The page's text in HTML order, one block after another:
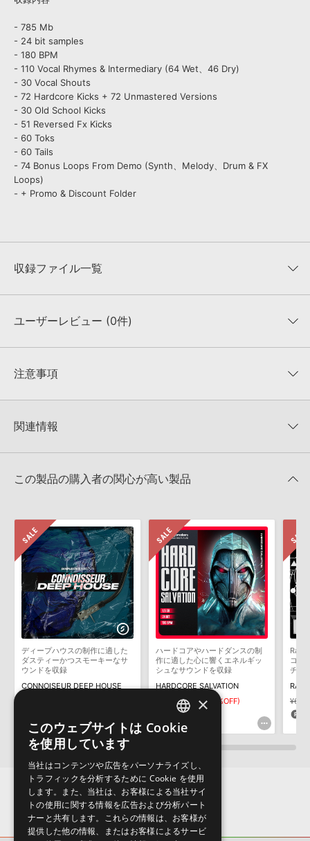
- 785 Mb
- 24 bit samples
- 180 BPM
- 110 Vocal Rhymes & Intermediary (64 Wet、46 Dry)
- 30 Vocal Shouts
- 72 Hardcore Kicks + 72 Unmastered Versions
- 30 Old School Kicks
- 51 Reversed Fx Kicks
- 60 Toks
- 60 Tails
- 74 Bonus Loops From Demo (Synth、Melody、Drum & FX
Loops)
- + Promo & Discount Folder
収録ファイル一覧
収録ファイル一覧
ユーザーレビュー (0件)
★★★★★
★5
★4
★1
注意事項
KONTAKTフォーマットは、
でお使いいただけます。無償版のKONTAKT PLAYERではお使いい
4GBを超えるデータに関するご注意：FAT32でフォーマットされた
きます際には、NTFSやHFS＋でフォーマットされたHDDをご用意
いただく必要がございます。
製品の購入手続き完了後、受注確認メールとシリアルナンバーをお
知らせするメールの2通が送信されます。メールに記載されており
ます説明に沿って、製品のダウンロード／導入を行って下さい。
サンプルパック製品には、原則として日本語版操作マニュアルをご
用意しておりません。ご購入後のご不明点や詳細に関するお問い合
わせなどはテクニカルサポート
までご連絡ください。
デモソングは、製品収録サウンドを使ってできることを紹介するた
めのデモンストレーション用の楽曲です。原則として、デモソング
そのものをお使いいただくことはできません。また、デモソングを
構成する全てのサウンドが、サンプルパックに含まれていることを
ダウンロード製品という性質上、一切の返品・返金はお受け付け致
しかねます。
関連情報
マーセール！
この製品の購入者の関心が高い製品
ディープハウスの制作に適した
ダスティーかつスモーキーなサ
ウンドを収録
CONNOISEUR DEEP HOUSE
ハードコアやハードダンスの制
作に適した心に響くエネルギッ
シュなサウンドを収録
HARDCORE SALVATION
¥7,425 ¥5,197(30%OFF)
155pt
コア
チコ
ENGLISH
×
このウェブサイトは Cookie
を使用しています
当社はコンテンツや広告をパーソナライズし、
トラフィックを分析するために Cookie を使用
します。また、当社は、お客様による当社サイ
トの使用に関する情報を広告および分析パート
ナーと共有します。これらの情報は、お客様が
提供した他の情報、またはお客様によるサービ